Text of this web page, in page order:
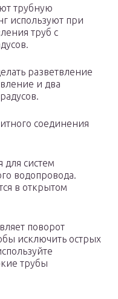
трубную
используют при
труб с
разветвление
и два
соединения
систем
водопровода.
в открытом
поворот
исключить острых
трубы